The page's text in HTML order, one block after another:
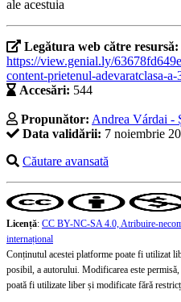
ale acestuia
Legătura web către resursă:
https://view.genial.ly/
content-prietenul-adevaratclasa-a-
Accesări: 544
Propunător: Andrea Várdai -
Data validării: 7 noiembrie
Căutare avansată
Licență: CC BY-NC-SA 4.0, Atribuire-
internațional
Conținutul acestei platforme poate fi utilizat
posibil, a autorului. Modificarea este
poată fi utilizate liber și modificate fără